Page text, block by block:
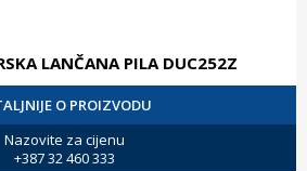
LANČANA PILA DUC252Z
O PROIZVODU
Nazovite za cijenu
+387 32 460 333